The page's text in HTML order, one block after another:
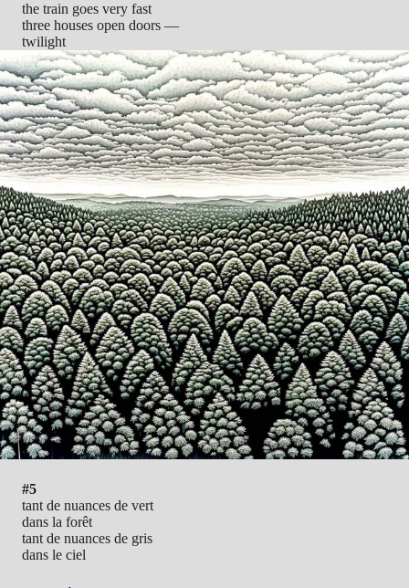
the train goes very fast
three houses open doors —
twilight
#5
tant de nuances de vert
dans la forêt
tant de nuances de gris
dans le ciel